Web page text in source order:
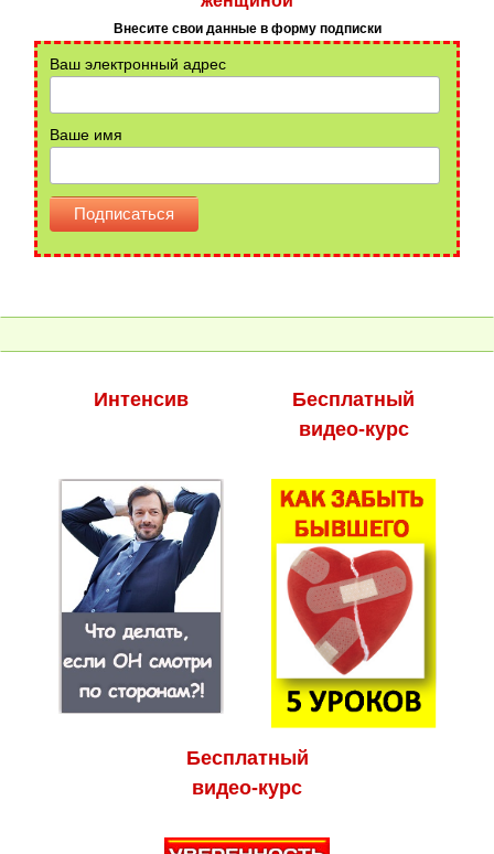
Внесите свои данные в форму подписки
Ваш электронный адрес
Ваше имя
Интенсив
Бесплатный
видео-курс
Бесплатный
видео-курс